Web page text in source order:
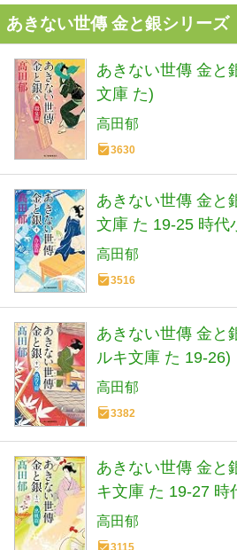
あきない世傳 金と銀シリーズ
あきない世傳 金と
文庫 た)
高田郁
3630
あきない世傳 金と
文庫 た 19-25 時代
高田郁
3516
あきない世傳 金と
ルキ文庫 た 19-26)
高田郁
3382
あきない世傳 金と
キ文庫 た 19-27 時
高田郁
3115